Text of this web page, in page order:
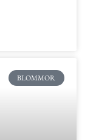
BLOMMOR